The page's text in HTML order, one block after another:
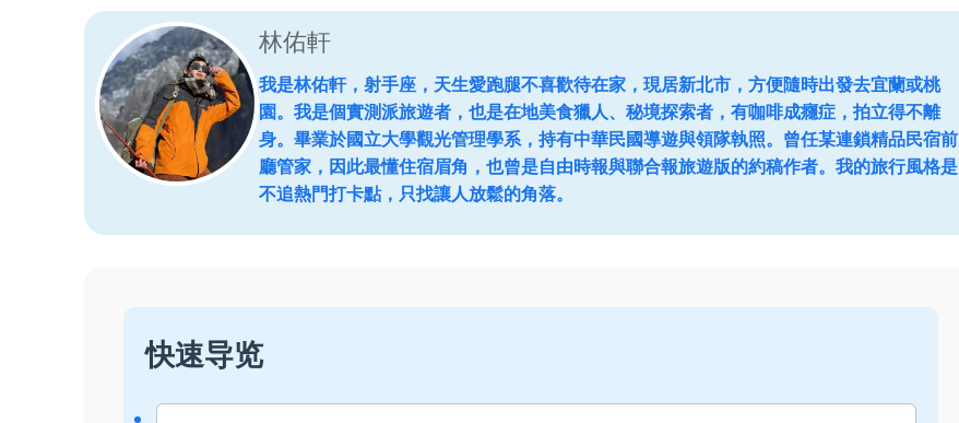
林佑軒
我是林佑軒，射手座，天生愛跑腿不喜歡待在家，現居新北市，方便隨時出發去宜蘭或桃
園。我是個實測派旅遊者，也是在地美食獵人、秘境探索者，有咖啡成癮症，拍立得不離
身。畢業於國立大學觀光管理學系，持有中華民國導遊與領隊執照。曾任某連鎖精品民宿前
廳管家，因此最懂住宿眉角，也曾是自由時報與聯合報旅遊版的約稿作者。我的旅行風格是
不追熱門打卡點，只找讓人放鬆的角落。
快速导览